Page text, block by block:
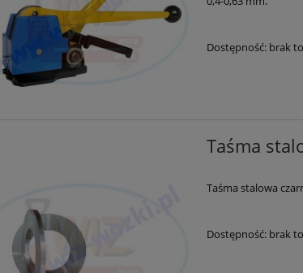
Dostępność: brak
Taśma
Taśma stalowa
Dostępność: brak